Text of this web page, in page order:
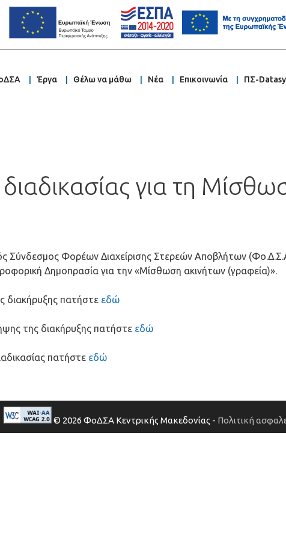
Έργα Θέλω να μάθω Νέα Επικοινωνία ΠΣ-
για τη
Σύνδεσμος Φορέων Διαχείρισης Στερεών Αποβλήτων
Δημοπρασία για την «Μίσθωση ακινήτων (γραφεία)».
διακήρυξης πατήστε εδώ
της διακήρυξης πατήστε εδώ
πατήστε εδώ
© 2026 ΦοΔΣΑ Κεντρικής Μακεδονίας - Πολιτική